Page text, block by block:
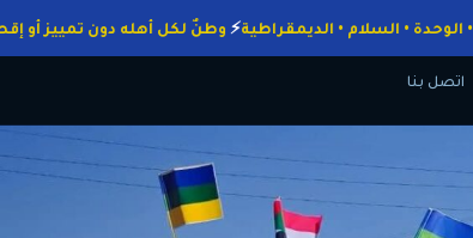
الحرية • الوحدة • السلام • الديمقراطية وطنٌ لكل أهله دون
اتصل بنا